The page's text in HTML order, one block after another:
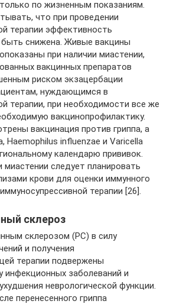
по жизненным показаниям.
что при проведении
терапии эффективность
снижена. Живые вакцины
при наличии миастении,
вакцинных препаратов
риском экзацербации
нуждающимся в
терапии, при необходимости все же
вакцинопрофилактику.
вакцинация против гриппа, а
Haemophilus influenzae и Varicella
календарю прививок.
следует планировать
крови для оценки иммунного
терапии [26].
склероз
склерозом (РС) в силу
и получения
терапии подвержены
инфекционных заболеваний и
неврологической функции.
перенесенного гриппа